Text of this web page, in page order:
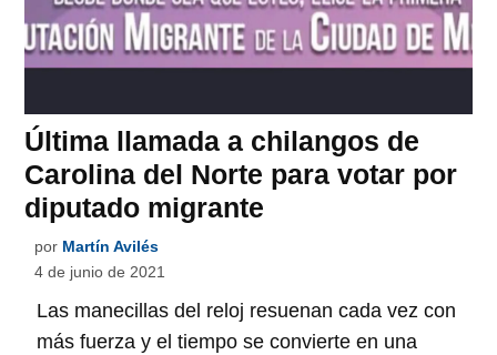
Última llamada a chilangos de
Carolina del Norte para votar por
diputado migrante
por Martín Avilés
4 de junio de 2021
Las manecillas del reloj resuenan cada vez con
más fuerza y el tiempo se convierte en una